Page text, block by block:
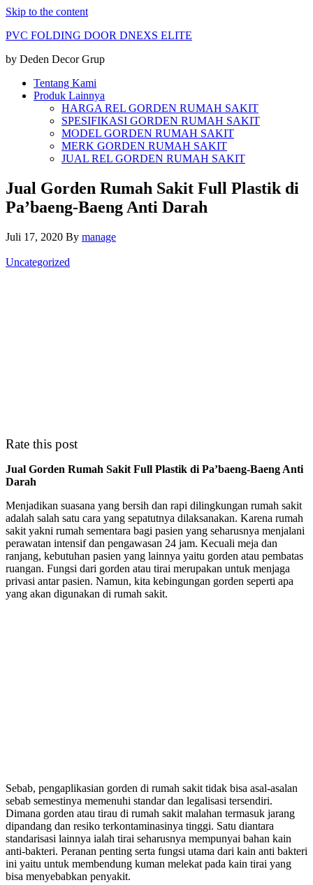
Skip to the content
PVC FOLDING DOOR DNEXS ELITE
by Deden Decor Grup
Tentang Kami
Produk Lainnya
HARGA REL GORDEN RUMAH SAKIT
SPESIFIKASI GORDEN RUMAH SAKIT
MODEL GORDEN RUMAH SAKIT
MERK GORDEN RUMAH SAKIT
JUAL REL GORDEN RUMAH SAKIT
Jual Gorden Rumah Sakit Full Plastik di
Pa’baeng-Baeng Anti Darah
Juli 17, 2020 By manage
Uncategorized
Rate this post
Jual Gorden Rumah Sakit Full Plastik di Pa’baeng-Baeng Anti
Darah
Menjadikan suasana yang bersih dan rapi dilingkungan rumah sakit
adalah salah satu cara yang sepatutnya dilaksanakan. Karena rumah
sakit yakni rumah sementara bagi pasien yang seharusnya menjalani
perawatan intensif dan pengawasan 24 jam. Kecuali meja dan
ranjang, kebutuhan pasien yang lainnya yaitu gorden atau pembatas
ruangan. Fungsi dari gorden atau tirai merupakan untuk menjaga
privasi antar pasien. Namun, kita kebingungan gorden seperti apa
yang akan digunakan di rumah sakit.
Sebab, pengaplikasian gorden di rumah sakit tidak bisa asal-asalan
sebab semestinya memenuhi standar dan legalisasi tersendiri.
Dimana gorden atau tirau di rumah sakit malahan termasuk jarang
dipandang dan resiko terkontaminasinya tinggi. Satu diantara
standarisasi lainnya ialah tirai seharusnya mempunyai bahan kain
anti-bakteri. Peranan penting serta fungsi utama dari kain anti bakteri
ini yaitu untuk membendung kuman melekat pada kain tirai yang
bisa menyebabkan penyakit.